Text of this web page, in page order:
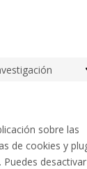
varios
sobre las
de cookies y